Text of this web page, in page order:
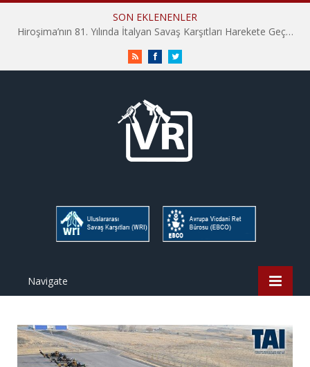
SON EKLENENLER
Hiroşima’nın 81. Yılında İtalyan Savaş Karşıtları Harekete Geçti: “Hatırlamak yeterli değil”
RSS FacebookTwitter
Navigate